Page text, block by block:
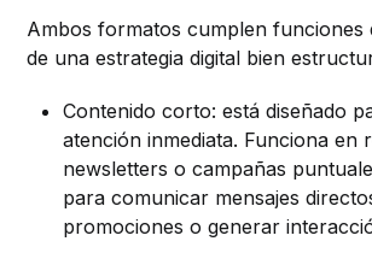
Ambos formatos cumplen funciones
de una estrategia digital bien
Contenido corto: está diseñado
atención inmediata. Funciona en
newsletters o campañas
para comunicar mensajes
promociones o generar